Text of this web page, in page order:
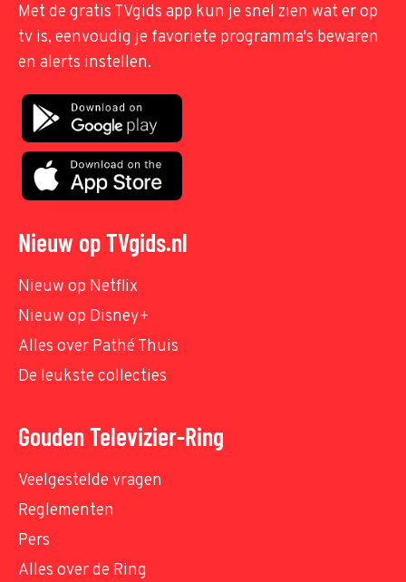
Met de gratis TVgids app kun je snel zien wat er op
tv is, eenvoudig je favoriete programma's bewaren
en alerts instellen.
Nieuw op TVgids.nl
Nieuw op Netflix
Nieuw op Disney+
Alles over Pathé Thuis
De leukste collecties
Gouden Televizier-Ring
Veelgestelde vragen
Reglementen
Pers
Alles over de Ring